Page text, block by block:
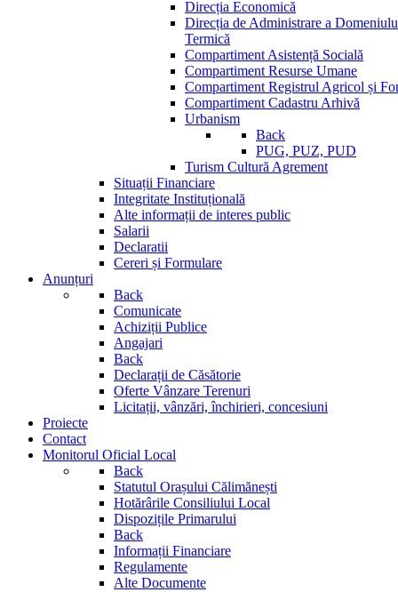
Direcția Economică
Direcția de Administrare a
Termică
Compartiment Asistență Socială
Compartiment Resurse Umane
Compartiment Registrul Agricol și
Compartiment Cadastru Arhivă
Urbanism
Back
PUG, PUZ, PUD
Turism Cultură Agrement
Situații Financiare
Integritate Instituțională
Alte informații de interes public
Salarii
Declaratii
Cereri și Formulare
Anunțuri
Back
Comunicate
Achiziții Publice
Angajari
Back
Declarații de Căsătorie
Oferte Vânzare Terenuri
Licitații, vânzări, închirieri, concesiuni
Proiecte
Contact
Monitorul Oficial Local
Back
Statutul Orașului Călimănești
Hotărârile Consiliului Local
Dispozițile Primarului
Back
Informații Financiare
Regulamente
Alte Documente